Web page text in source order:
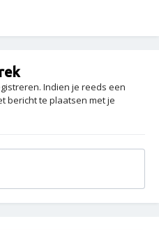
Indien je reeds een
bericht te plaatsen met je